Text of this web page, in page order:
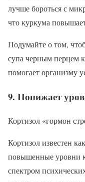
лучше бороться с
что куркума
Подумайте о том,
супа черным перцем
помогает организму
9. Понижает
Кортизол «гормон
Кортизол известен
повышенные уровни
спектром